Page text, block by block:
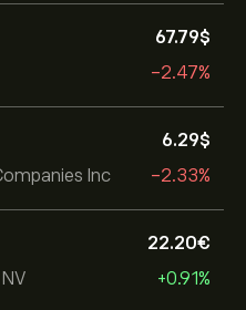
67.79‎$‎
-2.47%
Inc
6.29‎$‎
-2.33%
22.20‎€‎
+0.91%